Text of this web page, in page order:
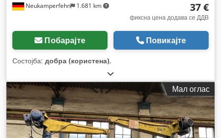
Neukamperfehn 1.681 km 37 €
фиксна цена додава се ДДВ
Побарајте Повикајте
Состојба: добра (користена),
Мал оглас